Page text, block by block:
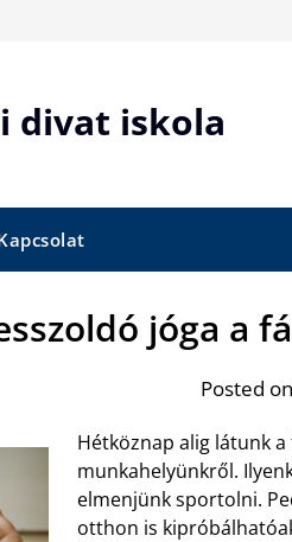
divat iskola
jóga a
Posted
Hétköznap alig látunk
munkahelyünkről.
elmenjünk sportolni.
otthon is